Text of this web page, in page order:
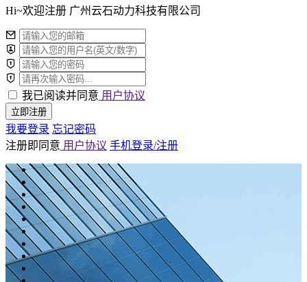
Hi~欢迎注册 广州云石动力科技有限公司
我已阅读并同意 用户协议
立即注册
我要登录 忘记密码
注册即同意 用户协议 手机登录/注册